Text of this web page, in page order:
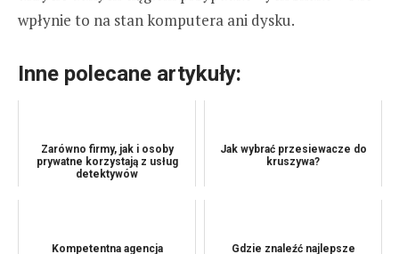
wpłynie to na stan komputera ani dysku.
Inne polecane artykuły:
Zarówno firmy, jak i osoby
prywatne korzystają z usług
detektywów
Jak wybrać przesiewacze do
kruszywa?
Kompetentna agencja
Gdzie znaleźć najlepsze